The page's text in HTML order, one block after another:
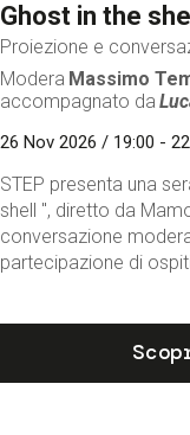
Ghost in the shell
Proiezione e
Modera Massimo
accompagnato da
26 Nov 2026 / 19:00 -
STEP presenta una
shell ", diretto da
conversazione
partecipazione di